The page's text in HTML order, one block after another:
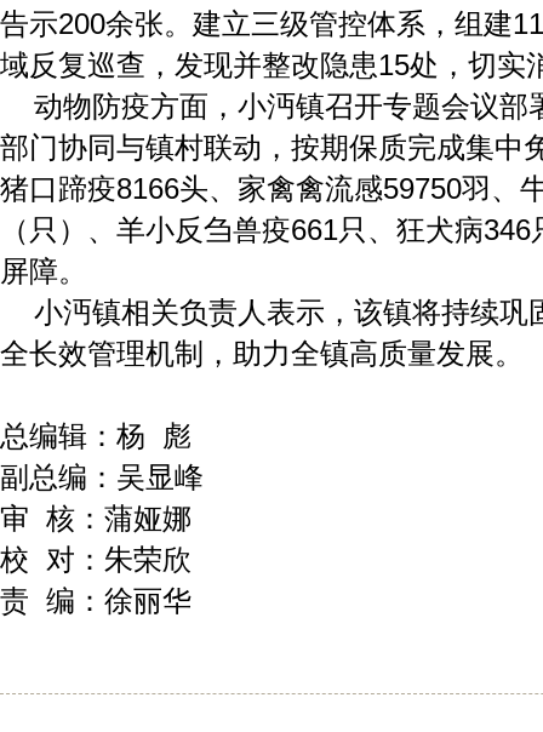
告示200余张。建立三级管控体系，组建
域反复巡查，发现并整改隐患15处，切实
动物防疫方面，小沔镇召开专题会议部
部门协同与镇村联动，按期保质完成集中
猪口蹄疫8166头、家禽禽流感59750羽、
（只）、羊小反刍兽疫661只、狂犬病
屏障。
小沔镇相关负责人表示，该镇将持续巩
全长效管理机制，助力全镇高质量发展。
总编辑：杨 彪
副总编：吴显峰
审 核：蒲娅娜
校 对：朱荣欣
责 编：徐丽华